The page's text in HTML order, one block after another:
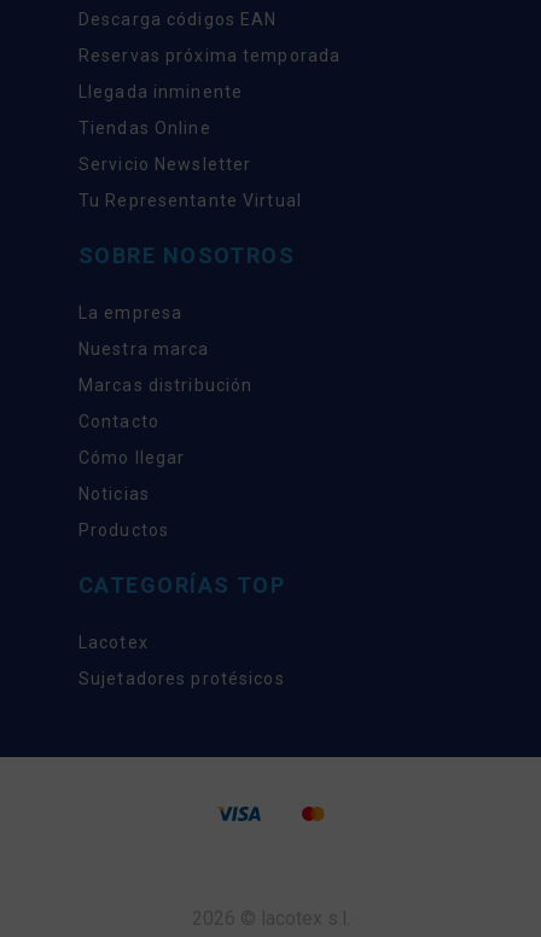
Descarga códigos EAN
Reservas próxima temporada
Llegada inminente
Tiendas Online
Servicio Newsletter
Tu Representante Virtual
SOBRE NOSOTROS
La empresa
Nuestra marca
Marcas distribución
Contacto
Cómo llegar
Noticias
Productos
CATEGORÍAS TOP
Lacotex
Sujetadores protésicos